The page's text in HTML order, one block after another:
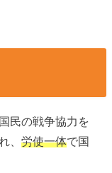
民の戦争協力を
、労使一体で国